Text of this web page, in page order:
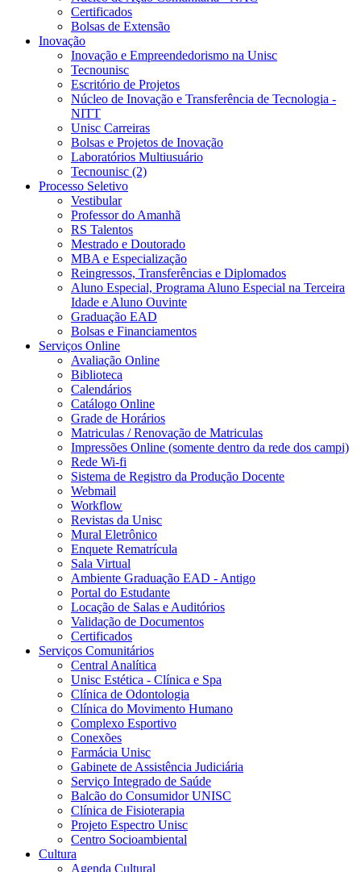
Certificados
Bolsas de Extensão
Inovação
Inovação e Empreendedorismo na Unisc
Tecnounisc
Escritório de Projetos
Núcleo de Inovação e Transferência de Tecnologia -
NITT
Unisc Carreiras
Bolsas e Projetos de Inovação
Laboratórios Multiusuário
Tecnounisc (2)
Processo Seletivo
Vestibular
Professor do Amanhã
RS Talentos
Mestrado e Doutorado
MBA e Especialização
Reingressos, Transferências e Diplomados
Aluno Especial, Programa Aluno Especial na Terceira
Idade e Aluno Ouvinte
Graduação EAD
Bolsas e Financiamentos
Serviços Online
Avaliação Online
Biblioteca
Calendários
Catálogo Online
Grade de Horários
Matriculas / Renovação de Matriculas
Impressões Online (somente dentro da rede dos campi)
Rede Wi-fi
Sistema de Registro da Produção Docente
Webmail
Workflow
Revistas da Unisc
Mural Eletrônico
Enquete Rematrícula
Sala Virtual
Ambiente Graduação EAD - Antigo
Portal do Estudante
Locação de Salas e Auditórios
Validação de Documentos
Certificados
Serviços Comunitários
Central Analítica
Unisc Estética - Clínica e Spa
Clínica de Odontologia
Clínica do Movimento Humano
Complexo Esportivo
Conexões
Farmácia Unisc
Gabinete de Assistência Judiciária
Serviço Integrado de Saúde
Balcão do Consumidor UNISC
Clínica de Fisioterapia
Projeto Espectro Unisc
Centro Socioambiental
Cultura
Agenda Cultural